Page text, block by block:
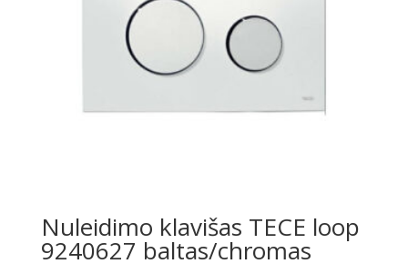
Nuleidimo klavišas TECE loop
9240627 baltas/chromas